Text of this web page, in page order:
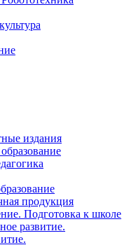
издания
продукция
Подготовка к школе
развитие.